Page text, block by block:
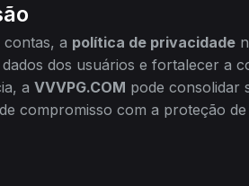
contas, a política de privacidade
dos usuários e fortalecer a
a VVVPG.COM pode consolidar
compromisso com a proteção